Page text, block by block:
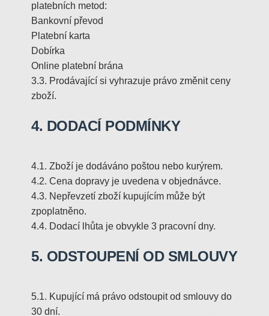
platebních metod:
Bankovní převod
Platební karta
Dobírka
Online platební brána
3.3. Prodávající si vyhrazuje právo změnit ceny
zboží.
4. DODACÍ PODMÍNKY
4.1. Zboží je dodáváno poštou nebo kurýrem.
4.2. Cena dopravy je uvedena v objednávce.
4.3. Nepřevzetí zboží kupujícím může být
zpoplatněno.
4.4. Dodací lhůta je obvykle 3 pracovní dny.
5. ODSTOUPENÍ OD SMLOUVY
5.1. Kupující má právo odstoupit od smlouvy do
30 dní.